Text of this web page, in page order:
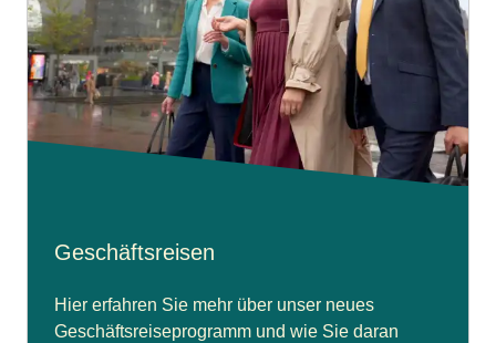
Geschäftsreisen
Hier erfahren Sie mehr über unser neues
Geschäftsreiseprogramm und wie Sie daran